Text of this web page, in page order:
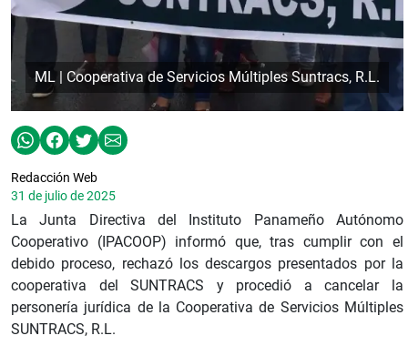
ML | Cooperativa de Servicios Múltiples Suntracs, R.L.
Redacción Web
31 de julio de 2025
La Junta Directiva del Instituto Panameño Autónomo
Cooperativo (IPACOOP) informó que, tras cumplir con el
debido proceso, rechazó los descargos presentados por la
cooperativa del SUNTRACS y procedió a cancelar la
personería jurídica de la Cooperativa de Servicios Múltiples
SUNTRACS, R.L.